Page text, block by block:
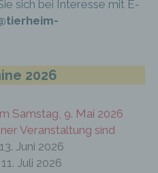
TESTAMENT
sich bei Interesse mit E-
2026
Samstag, 9. Mai 2026
Veranstaltung sind
Juni 2026
Juli 2026